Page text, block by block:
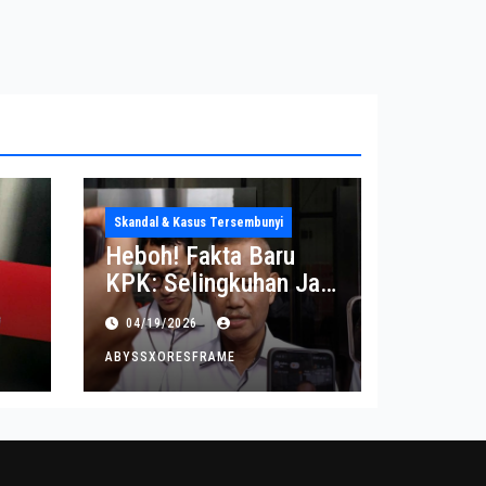
Skandal & Kasus Tersembunyi
Heboh! Fakta Baru
KPK: Selingkuhan Jadi
Tujuan Utama Uang
Korupsi
04/19/2026
ABYSSXORESFRAME